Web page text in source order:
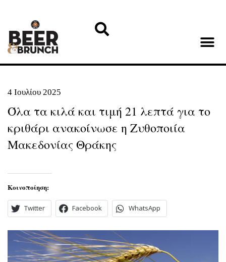
4 Ιουλίου 2025
Όλα τα κιλά και τιμή 21 λεπτά για το
κριθάρι ανακοίνωσε η Ζυθοποιία
Μακεδονίας Θράκης
Κοινοποίηση:
Twitter Facebook WhatsApp